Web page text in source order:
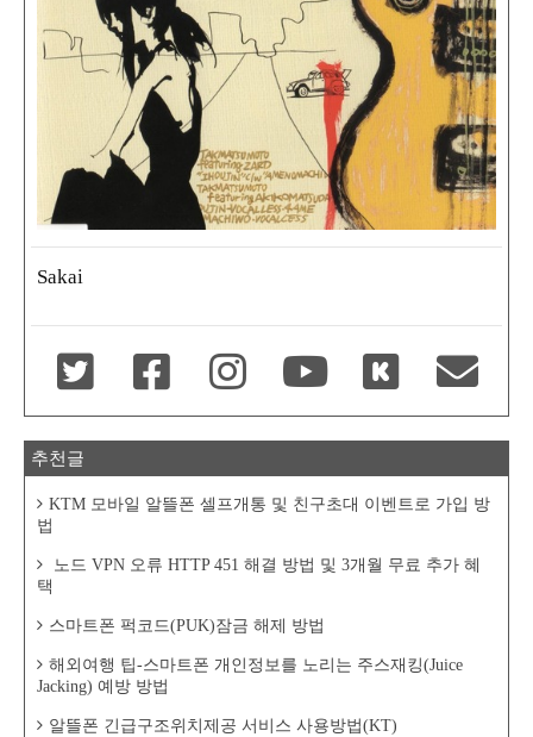
Sakai
추천글
KTM 모바일 알뜰폰 셀프개통 및 친구초대 이벤트로 가입 방
법
노드 VPN 오류 HTTP 451 해결 방법 및 3개월 무료 추가 혜
택
스마트폰 퍽코드(PUK)잠금 해제 방법
해외여행 팁-스마트폰 개인정보를 노리는 주스재킹(Juice
Jacking) 예방 방법
알뜰폰 긴급구조위치제공 서비스 사용방법(KT)